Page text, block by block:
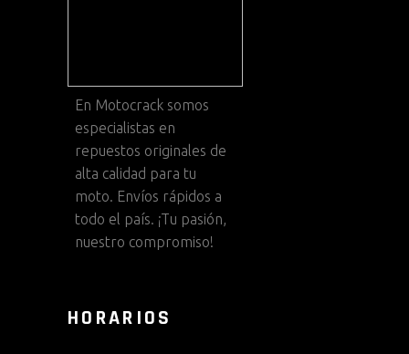
En Motocrack somos
especialistas en
repuestos originales de
alta calidad para tu
moto. Envíos rápidos a
todo el país. ¡Tu pasión,
nuestro compromiso!
HORARIOS